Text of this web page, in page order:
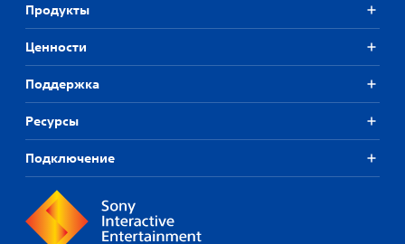
Продукты
Ценности
Поддержка
Ресурсы
Подключение